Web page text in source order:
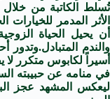
تُسلط الكاتبة من
الأثر المدمر للخيارات
أن يحيل الحياة
والندم
أسيراً لكابوس متكرر لا
في منامه عن حبيبته
ليعكس المشهد عجز